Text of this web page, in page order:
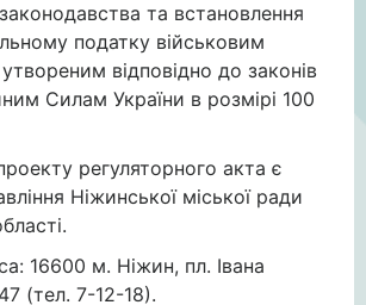
та встановлення
податку військовим
відповідно до законів
Силам України в розмірі 100
регуляторного акта є
Ніжинської міської ради
16600 м. Ніжин, пл. Івана
(тел. 7-12-18).